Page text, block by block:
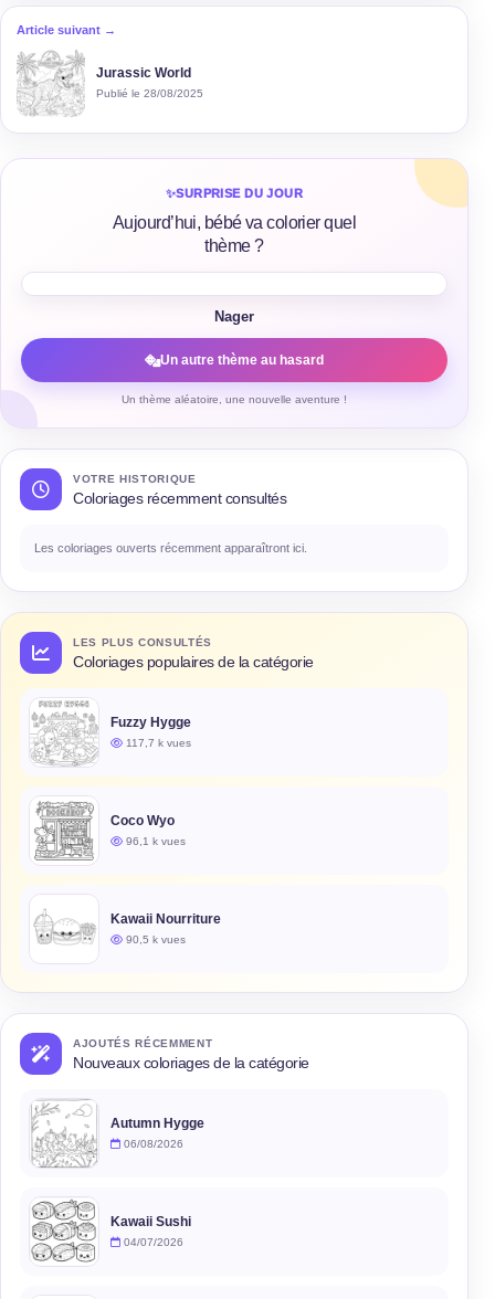
Article suivant →
Jurassic World
Publié le 28/08/2025
✨SURPRISE DU JOUR
Aujourd’hui, bébé va colorier quel
thème ?
Nager
Un autre thème au hasard
Un thème aléatoire, une nouvelle aventure !
VOTRE HISTORIQUE
Coloriages récemment consultés
Les coloriages ouverts récemment apparaîtront ici.
LES PLUS CONSULTÉS
Coloriages populaires de la catégorie
Fuzzy Hygge
117,7 k vues
Coco Wyo
96,1 k vues
Kawaii Nourriture
90,5 k vues
AJOUTÉS RÉCEMMENT
Nouveaux coloriages de la catégorie
Autumn Hygge
06/08/2026
Kawaii Sushi
04/07/2026